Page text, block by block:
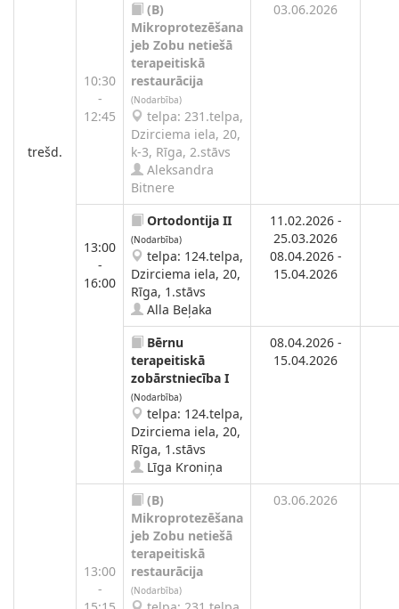
trešd.
10:30
-
12:45
(B)
Mikroprotezēšana
jeb Zobu netiešā
terapeitiskā
restaurācija
(Nodarbība)
telpa: 231.telpa,
Dzirciema iela, 20,
k-3, Rīga, 2.stāvs
Aleksandra
Bitnere
03.06.2026
13:00
-
16:00
Ortodontija II
(Nodarbība)
telpa: 124.telpa,
Dzirciema iela, 20,
Rīga, 1.stāvs
Alla Beļaka
11.02.2026 -
25.03.2026
08.04.2026 -
15.04.2026
Bērnu
terapeitiskā
zobārstniecība I
(Nodarbība)
telpa: 124.telpa,
Dzirciema iela, 20,
Rīga, 1.stāvs
Līga Kroniņa
08.04.2026 -
15.04.2026
13:00
-
(B)
Mikroprotezēšana
jeb Zobu netiešā
terapeitiskā
restaurācija
(Nodarbība)
03.06.2026